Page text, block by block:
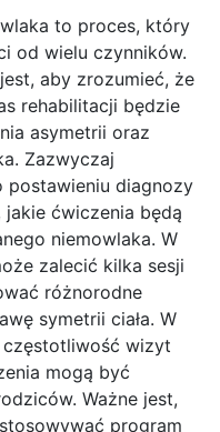
to proces, który
od wielu czynników.
aby zrozumieć, że
rehabilitacji będzie
asymetrii oraz
Zazwyczaj
postawieniu diagnozy
ćwiczenia będą
niemowlaka. W
zalecić kilka sesji
różnorodne
symetrii ciała. W
wizyt
mogą być
Ważne jest,
program